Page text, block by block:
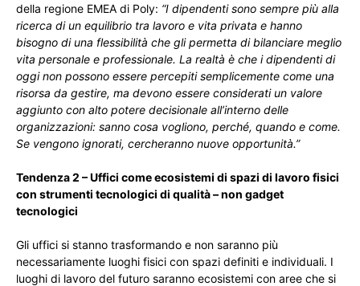
della regione EMEA di Poly: “I dipendenti sono sempre più alla
ricerca di un equilibrio tra lavoro e vita privata e hanno
bisogno di una flessibilità che gli permetta di bilanciare meglio
vita personale e professionale. La realtà è che i dipendenti di
oggi non possono essere percepiti semplicemente come una
risorsa da gestire, ma devono essere considerati un valore
aggiunto con alto potere decisionale all’interno delle
organizzazioni: sanno cosa vogliono, perché, quando e come.
Se vengono ignorati, cercheranno nuove opportunità.”
Tendenza 2 – Uffici come ecosistemi di spazi di lavoro fisici
con strumenti tecnologici di qualità – non gadget
tecnologici
Gli uffici si stanno trasformando e non saranno più
necessariamente luoghi fisici con spazi definiti e individuali. I
luoghi di lavoro del futuro saranno ecosistemi con aree che si